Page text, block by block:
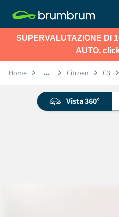
SUPERVALUTAZIONE DI
AUTO,
Home Citroen C3
Vista 360°